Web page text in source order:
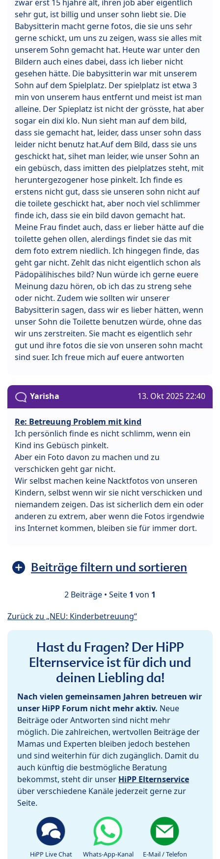
zwar erst 15 hjahre alt, ihren job aber eigentlich
sehr gut, ist billig und unser sohn liebt sie. Die
Babysitterin macht gerne fotos, die sie uns sehr
gerne schickt, um uns zu zeigen, wass sie alles mit
unserem Sohn gemacht hat. Heute war unter den
Bildern auch eines dabei, dass ich lieber nicht
gesehen hätte. Die babysitterin war mit unserem
Sohn auf dem Spielplatz. Der spielplatz ist etwa 3
min von unserem haus entfernt und meist ist man
alleine. Der Spieplatz ist nicht der grösste, hat aber
sogar ein dixi klo. Nun sieht man auf dem bild,
dass sie gemacht hat, leider, dass unser sohn dass
leider nicht benutz hat.Auf dem Bild, dass sie uns
geschickt hat, sihet man leider, wie unser Sohn an
ein gebüsch, dass imitten des pielplatzes steht, mit
heruntergezogener hose pinkelt. Ich finde es
erstens nicht gut, dass sie unseren sohn nicht auf
die toilete geschickt hat, aber noch viel schlimmer
finde ich, dass sie ein bild davon gemacht hat.
Meine Frau findet auch, dass er lieber hätte auf die
toilette gehen ollen, alerdings findet sie das mit
dem foto extrem niedlich. Ich hingegen finde, das
geht gar nicht. Zehlt das nicht eigentlich schon als
Pädopälihisches bild? Nun würde ich gerne euere
Meinung dazu hören, ob ich das zu streng sehe
oder nicht. Zudem wie sollten wir unserer
Babysitterin sagen, dass wir es lieber hätten, wenn
unser Sohn die Toilette benutzen würde, ohne das
wir uns zerstreiten. Sie macht es eigentlich sehr
gut und ihre fotos die sie von unseren sohn macht
sind suer. Ich freue mich auf euere antworten
Yarisha 13. Okt 2025 22:40
Re: Betreuung Problem mit kind
Ich persönlich finde es nicht schlimm, wenn ein
Kind ins Gebüsch pinkelt.
Aber ein Foto davon zu machen und zu
verschicken geht gar nicht.
Wir selbst machen keine Nacktfotos von unseren
Kindern, selbst wenn wir sie nicht verschicken und
niemandem zeigen. Das ist sicherlich dem ein oder
anderen zu extrem, aber wenn die Fotos irgendwie
ins Internet kommen, bleiben sie für immer dort.
Beiträge filtern und sortieren
2 Beiträge • Seite 1 von 1
Zurück zu „NEU: Kinderbetreuung“
Hast du Fragen? Der HiPP
Elternservice ist für dich und
deinen Liebling da!
Nach vielen gemeinsamen Jahren betreuen wir
unser HiPP Forum nicht mehr aktiv. Neue
Beiträge oder Antworten sind nicht mehr
möglich. Die zahlreichen, wertvollen Beiträge der
Mamas und Experten bleiben jedoch bestehen
und sind weiterhin für dich zugänglich. Damit du
auch künftig die bestmögliche Beratung
bekommst, steht dir unser HiPP Elternservice
über verschiedene Kanäle jederzeit gerne zur
Seite.
HiPP Live Chat Whats-App-Kanal E-Mail / Telefon